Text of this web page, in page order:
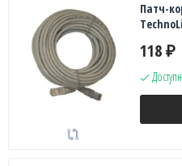
Патч-
118 ₽